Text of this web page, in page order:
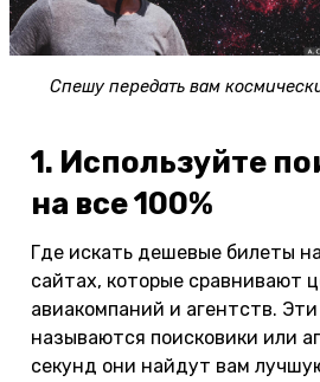
Спешу передать вам
1. Используйте
на все 100%
Где искать дешевые билеты
сайтах, которые сравнивают
авиакомпаний и агентств.
называются поисковики или
секунд они найдут вам